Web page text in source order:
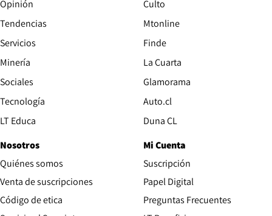
Opinión
Tendencias
Servicios
Minería
Sociales
Tecnología
LT Educa
Culto
Mtonline
Finde
La Cuarta
Glamorama
Auto.clOpens in new window
Duna CLOpens in new window
Nosotros
Quiénes somos
Venta de suscripciones
Código de etica Opens in new window
Mi Cuenta
Suscripción
Papel DigitalOpens in new
Preguntas Frecuentes